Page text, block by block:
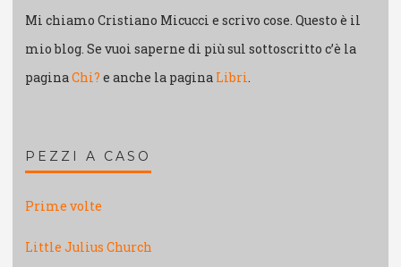
Mi chiamo Cristiano Micucci e scrivo cose. Questo è il
mio blog. Se vuoi saperne di più sul sottoscritto c’è la
paginaChi? e anche la pagina Libri.
PEZZI A CASO
Prime volte
Little Julius Church